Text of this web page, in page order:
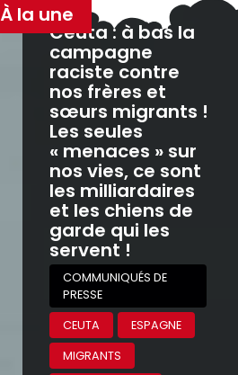
À la une
Ceuta : à bas la
campagne
raciste contre
nos frères et
sœurs migrants !
Les seules
« menaces » sur
nos vies, ce sont
les milliardaires
et les chiens de
garde qui les
servent !
COMMUNIQUÉS DE
PRESSE
CEUTA
ESPAGNE
MIGRANTS